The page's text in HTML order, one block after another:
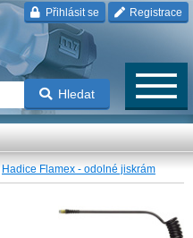
Přihlásit se Registrace
Hledat
Hadice Flamex - odolné jiskrám